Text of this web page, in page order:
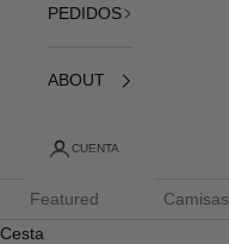
PEDIDOS
ABOUT
CUENTA
Featured Camisas
Cesta